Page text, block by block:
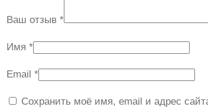
Ваш отзыв *
Имя *
Email *
Сохранить моё имя, email и адрес